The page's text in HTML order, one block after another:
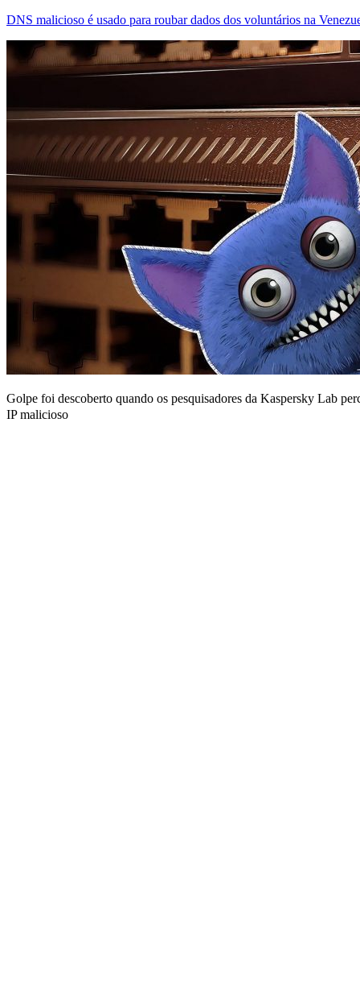
DNS malicioso é usado para roubar dados dos voluntários na
Golpe foi descoberto quando os pesquisadores da Kaspersky Lab
IP malicioso